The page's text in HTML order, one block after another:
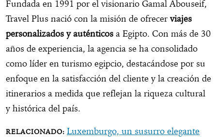
Fundada en 1991 por el visionario Gamal Abouseif,
Travel Plus nació con la misión de ofrecer viajes
personalizados y auténticos a Egipto. Con más de 30
años de experiencia, la agencia se ha consolidado
como líder en turismo egipcio, destacándose por su
enfoque en la satisfacción del cliente y la creación de
itinerarios a medida que reflejan la riqueza cultural
y histórica del país.
Luxemburgo, un susurro elegante